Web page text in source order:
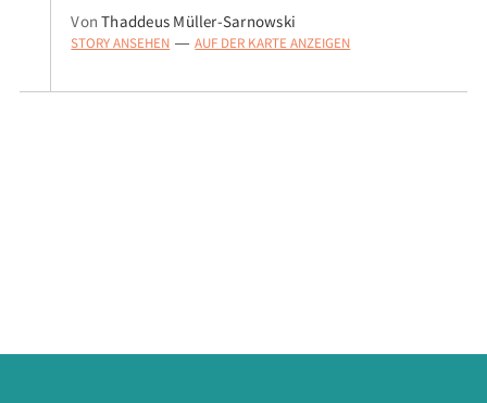
VonThaddeus Müller-Sarnowski
STORY ANSEHEN — AUF DER KARTE ANZEIGEN